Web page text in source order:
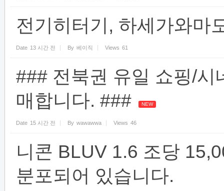
전기히터기, 하세가와마
Date 13 시간 전 By 베이직 Views 61
### 전북권 유일 쇼핑/시
매합니다. ###
NEW
Date 15 시간 전 By wawawwa Views 46
니콘 BLUV 1.6 조당
분포되어 있습니다.